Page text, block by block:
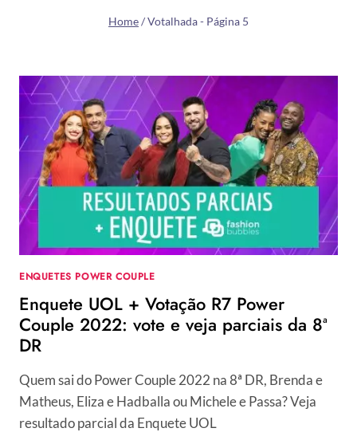
Home/Votalhada- Página 5
ENQUETES POWER COUPLE
Enquete UOL + Votação R7 Power
Couple 2022: vote e veja parciais da 8ª
DR
Quem sai do Power Couple 2022 na 8ª DR, Brenda e
Matheus, Eliza e Hadballa ou Michele e Passa? Veja
resultado parcial da Enquete UOL